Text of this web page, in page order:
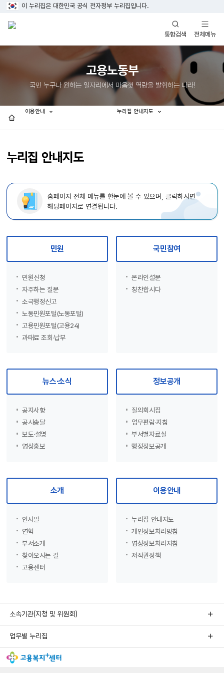
이 누리집은 대한민국 공식 전자정부 누리집입니다.
통합검색
열기
전체메뉴
열기
고용노동부
국민 누구나 원하는 일자리에서 마음껏 역량을 발휘하는 나라!
누리집 안내지도
이용안내 누리집 안내지도
홈페이지 전체 메뉴를 한눈에 볼 수 있으며, 클릭하시면
해당페이지로 연결됩니다.
민원
민원신청
자주하는 질문
소극행정신고
노동민원포털(노동포털)
고용민원포털(고용24)
과태료 조회·납부
국민참여
온라인설문
칭찬합시다
뉴스·소식
공지사항
공시송달
보도·설명
영상홍보
정보공개
질의회시집
업무편람·지침
부서별자료실
행정정보공개
소개
인사말
연혁
부서소개
찾아오시는 길
고용센터
이용안내
누리집 안내지도
개인정보처리방침
영상정보처리지침
저작권정책
소속기관(지청 및 위원회)
업무별 누리집